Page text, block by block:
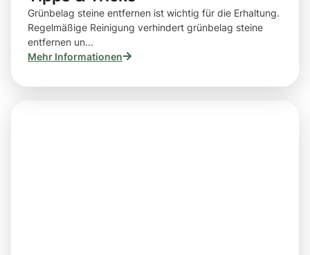
Grünbelag steine entfernen ist wichtig für die Erhaltung.
Regelmäßige Reinigung verhindert grünbelag steine
entfernen un...
Mehr Informationen